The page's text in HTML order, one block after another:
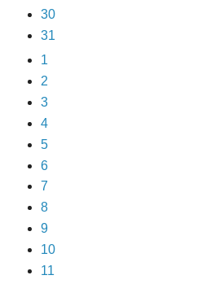
30
31
1
2
3
4
5
6
7
8
9
10
11